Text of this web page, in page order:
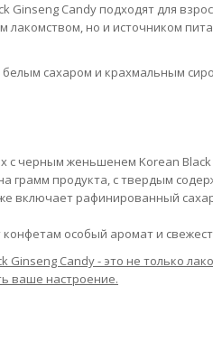
Candy подходят для
лакомством, но и источником
сахаром и крахмальным
черным женьшенем Korean Black
грамм продукта, с твердым
включает рафинированный
особый аромат и
Candy - это не только
ваше настроение.